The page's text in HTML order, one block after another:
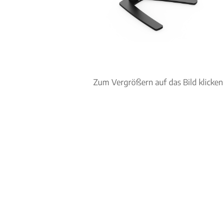
Zum Vergrößern auf das Bild klicken